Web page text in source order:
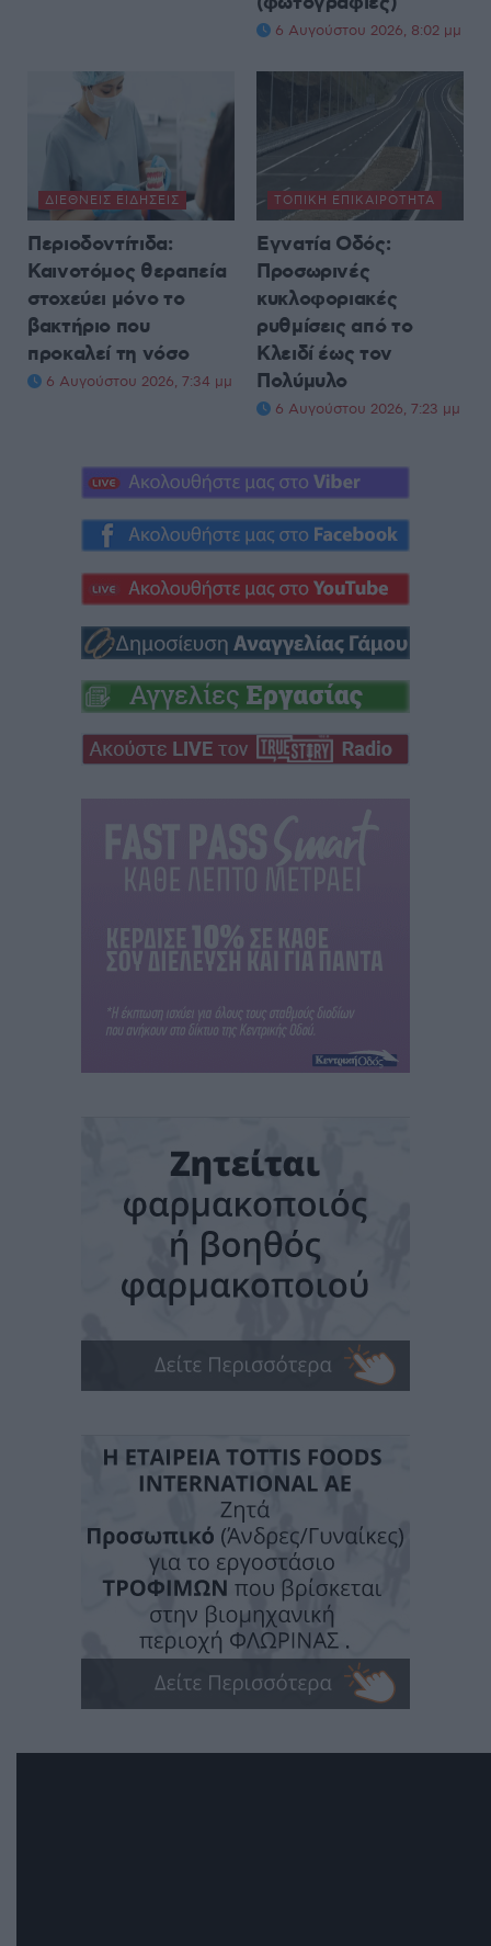
6 Αυγούστου 2026, 8:02 μμ
ΔΙΕΘΝΕΊΣ ΕΙΔΉΣΕΙΣ
Περιοδοντίτιδα:
Καινοτόμος θεραπεία
στοχεύει μόνο το
βακτήριο που
προκαλεί τη νόσο
6 Αυγούστου 2026, 7:34 μμ
ΤΟΠΙΚΉ ΕΠΙΚΑΙΡΌΤΗΤΑ
Εγνατία Οδός:
Προσωρινές
κυκλοφοριακές
ρυθμίσεις από το
Κλειδί έως τον
Πολύμυλο
6 Αυγούστου 2026, 7:23 μμ